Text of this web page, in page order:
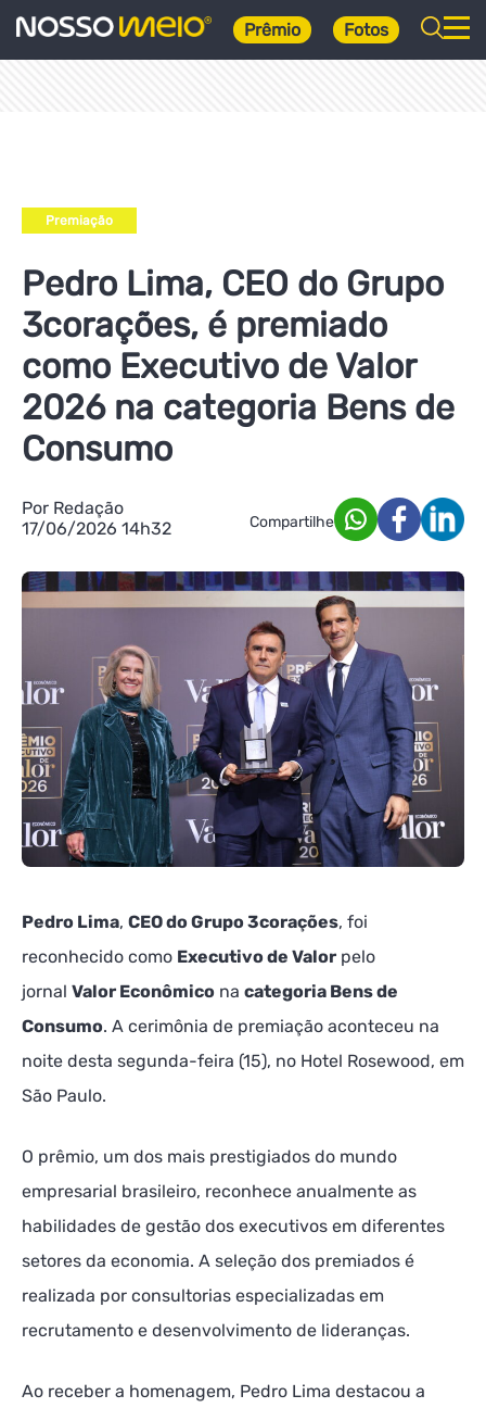
Prêmio Fotos
Premiação
Pedro Lima, CEO do Grupo
3corações, é premiado
como Executivo de Valor
2026 na categoria Bens de
Consumo
Por Redação
17/06/2026 14h32
Compartilhe
Pedro Lima, CEO do Grupo 3corações, foi
reconhecido como Executivo de Valor pelo
jornal Valor Econômico na categoria Bens de
Consumo. A cerimônia de premiação aconteceu na
noite desta segunda-feira (15), no Hotel Rosewood, em
São Paulo.
O prêmio, um dos mais prestigiados do mundo
empresarial brasileiro, reconhece anualmente as
habilidades de gestão dos executivos em diferentes
setores da economia. A seleção dos premiados é
realizada por consultorias especializadas em
recrutamento e desenvolvimento de lideranças.
Ao receber a homenagem, Pedro Lima destacou a